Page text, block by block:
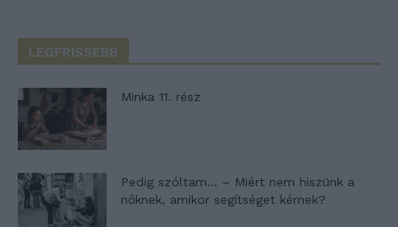
LEGFRISSEBB
Minka 11. rész
Pedig szóltam… – Miért nem hiszünk a
nőknek, amikor segítséget kérnek?